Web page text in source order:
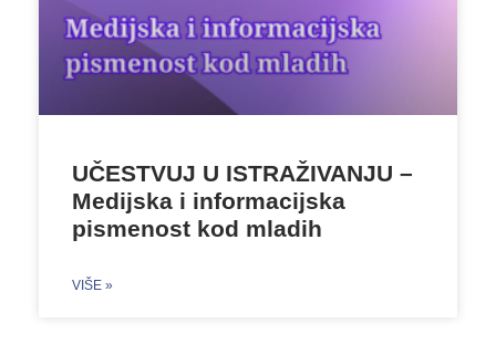
UČESTVUJ U ISTRAŽIVANJU –
Medijska i informacijska
pismenost kod mladih
VIŠE »